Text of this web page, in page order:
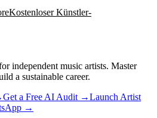
Kostenloser Künstler-
independent music artists. Master
a sustainable career.
Get a Free AI Audit →Launch Artist
→